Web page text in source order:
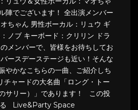
陣でございます！ 全出演メンバー
ちゃん 男性ボーカル：リュウ ギ
ノブ キーボード：クリリン ドラ
メンバーで、皆様をお待ちしてお
ースデーステージも近い！そんな
やかなこちらの一曲、ご紹介しち
チャードの大名曲「ロング・トー
サリー）」であります！ この投
Live&Party Space